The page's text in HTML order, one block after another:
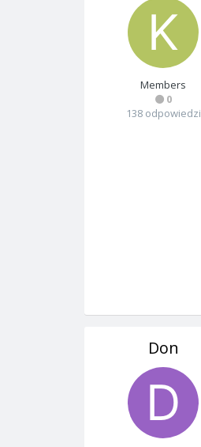
Members
0
138 odpowiedzi
Don